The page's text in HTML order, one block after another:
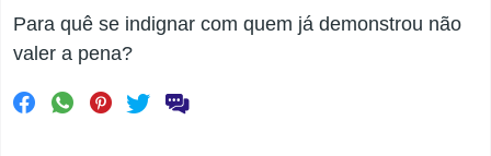
Para quê se indignar com quem já demonstrou não
valer a pena?